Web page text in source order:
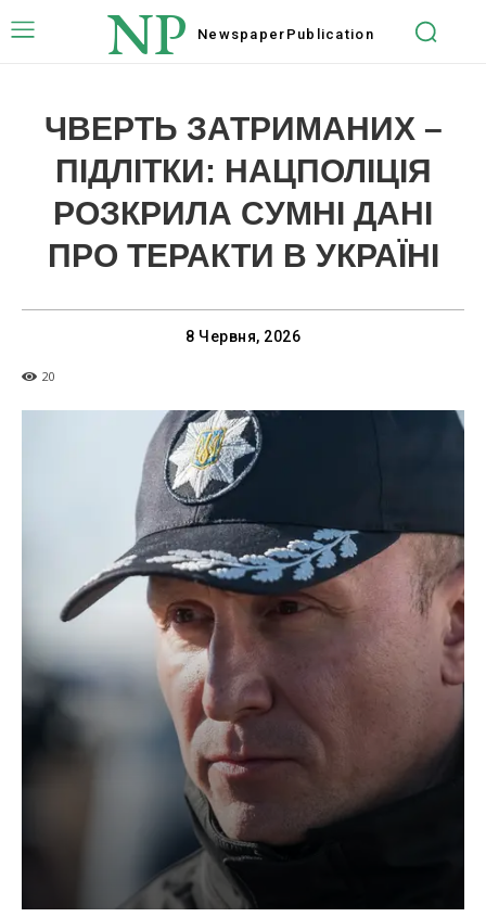
NP Newspaper Publication
ЧВЕРТЬ ЗАТРИМАНИХ –
ПІДЛІТКИ: НАЦПОЛІЦІЯ
РОЗКРИЛА СУМНІ ДАНІ
ПРО ТЕРАКТИ В УКРАЇНІ
8 Червня, 2026
20